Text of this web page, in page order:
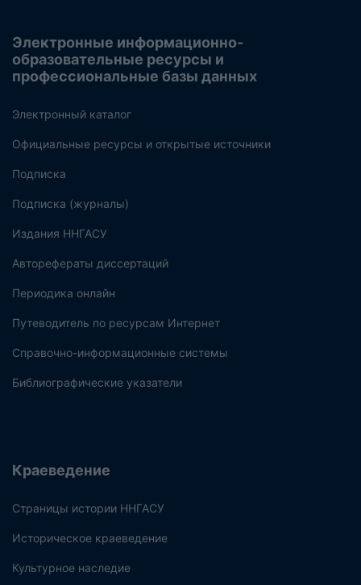
Электронные информационно-
образовательные ресурсы и
профессиональные базы данных
Электронный каталог
Официальные ресурсы и открытые источники
Подписка
Подписка (журналы)
Издания ННГАСУ
Авторефераты диссертаций
Периодика онлайн
Путеводитель по ресурсам Интернет
Справочно-информационные системы
Библиографические указатели
Краеведение
Страницы истории ННГАСУ
Историческое краеведение
Культурное наследие